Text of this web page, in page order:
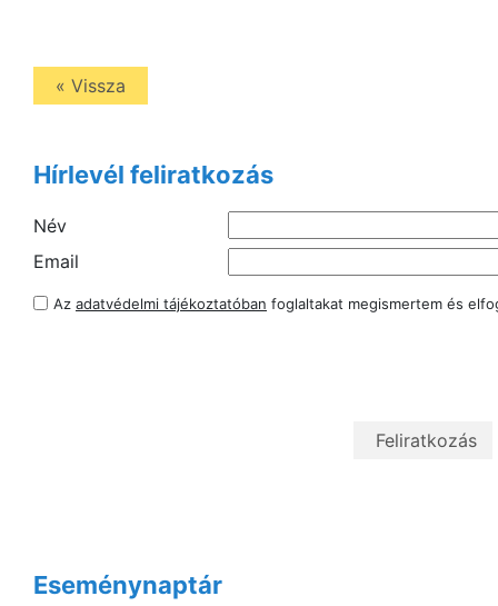
« Vissza
Hírlevél feliratkozás
Név
Email
Az adatvédelmi tájékoztatóban foglaltakat megismertem és
Eseménynaptár